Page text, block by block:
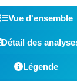
Vue d'ensemble
Détail des
Légende